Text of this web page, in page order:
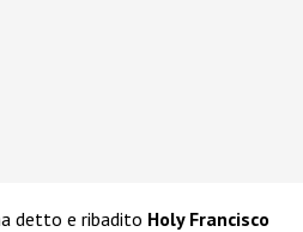
detto e ribadito Holy Francisco